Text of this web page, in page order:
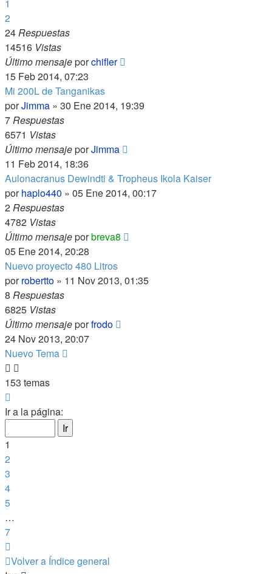
1
2
24Respuestas
14516 Vistas
Último mensajeporchifler
15 Feb 2014, 07:23
Mi 200L de Tanganikas
porJimma » 30 Ene 2014, 19:39
7Respuestas
6571 Vistas
Último mensajeporJimma
11 Feb 2014, 18:36
Aulonacranus Dewindti & Tropheus Ikola Kaiser
porhaplo440 » 05 Ene 2014, 00:17
2Respuestas
4782 Vistas
Último mensajeporbreva8
05 Ene 2014, 20:28
Nuevo proyecto 480 Litros
porrobertto » 11 Nov 2013, 01:35
8 Respuestas
6825 Vistas
Último mensajeporfrodo
24 Nov 2013, 20:07
Nuevo Tema
153 temas
1
7
Ir a la página:
1
2
3
4
5
…
7
Volver a Índice general